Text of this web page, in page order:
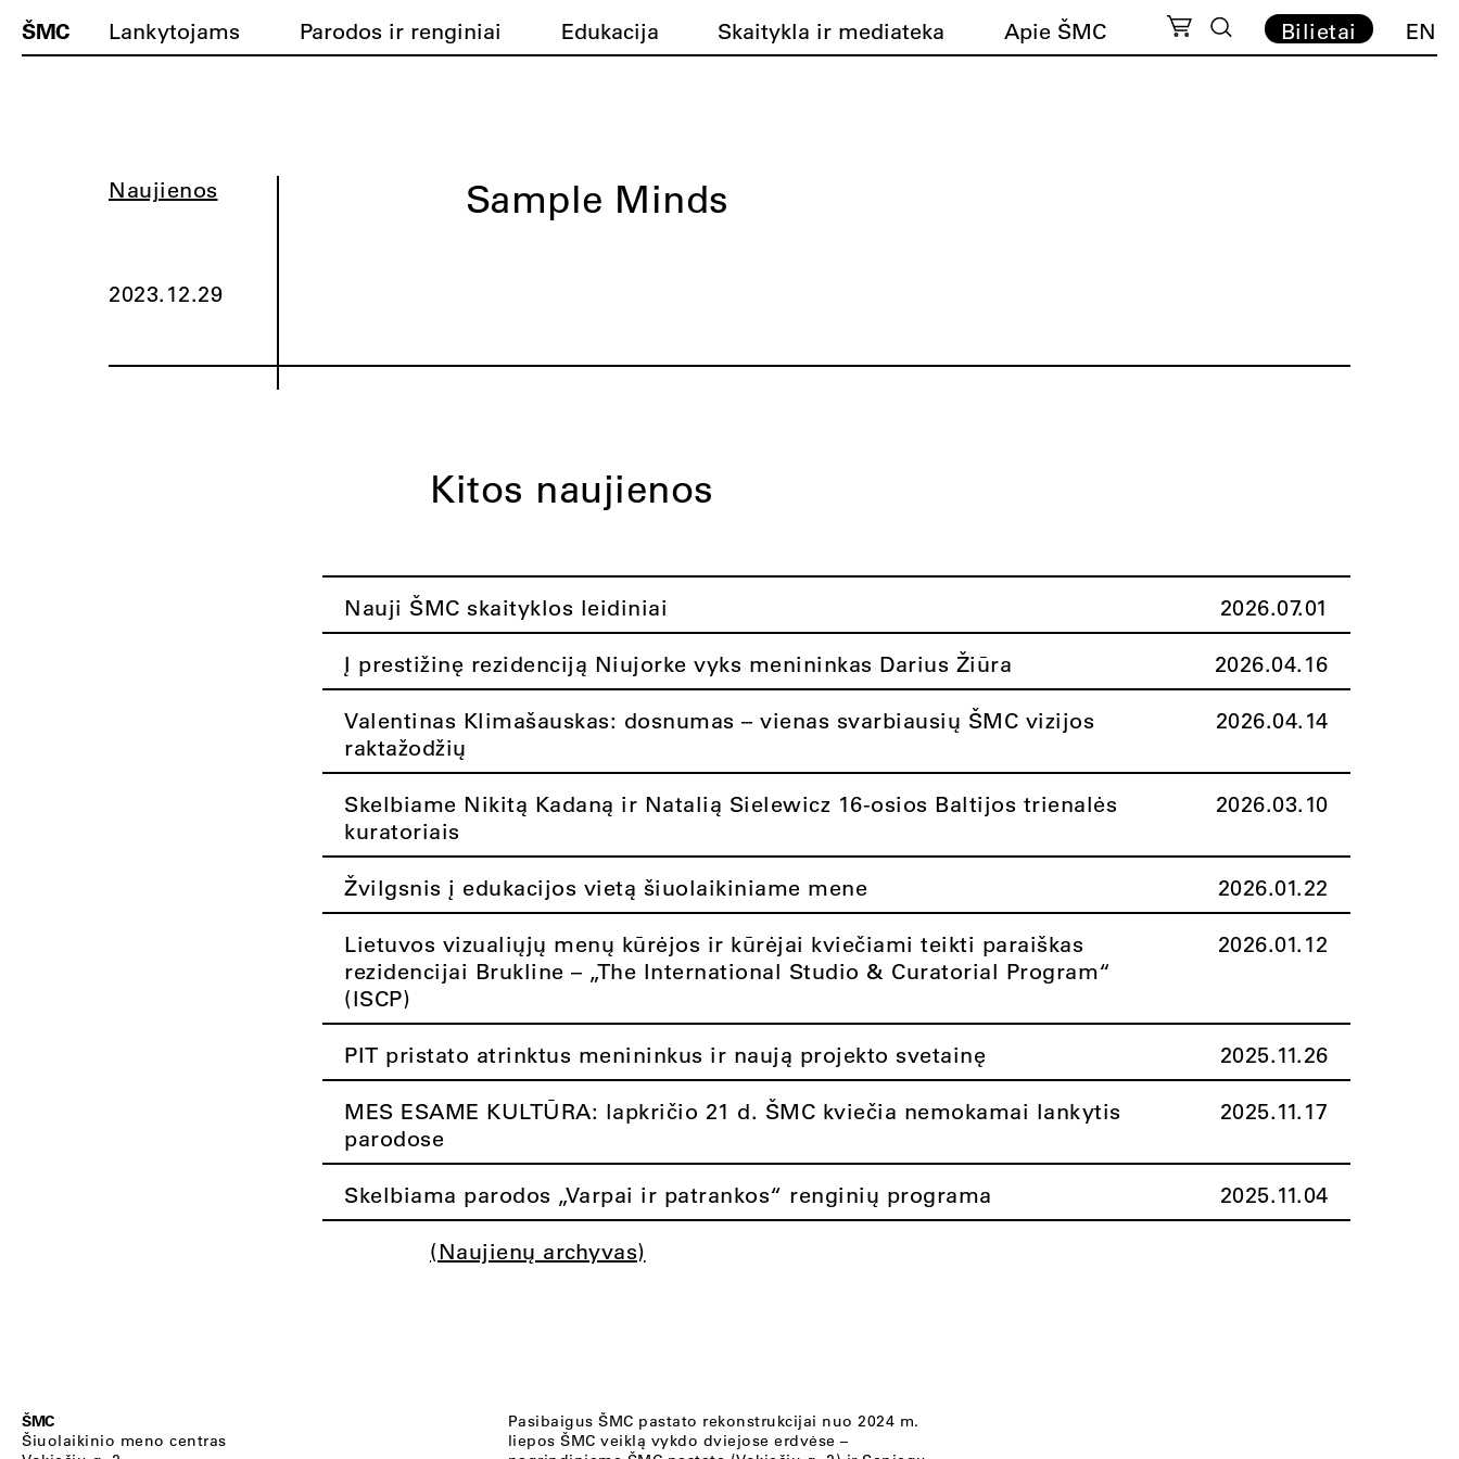
ŠMC Lankytojams Parodos ir renginiai Edukacija Skaitykla ir mediateka Apie ŠMC Bilietai EN
Naujienos
2023.12.29
Sample Minds
Kitos naujienos
Nauji ŠMC skaityklos leidiniai 2026.07.01
Į prestižinę rezidenciją Niujorke vyks menininkas Darius Žiūra 2026.04.16
Valentinas Klimašauskas: dosnumas – vienas svarbiausių ŠMC vizijos
raktažodžių
2026.04.14
Skelbiame Nikitą Kadaną ir Natalią Sielewicz 16-osios Baltijos trienalės
kuratoriais
2026.03.10
Žvilgsnis į edukacijos vietą šiuolaikiniame mene 2026.01.22
Lietuvos vizualiųjų menų kūrėjos ir kūrėjai kviečiami teikti paraiškas
rezidencijai Brukline – „The International Studio & Curatorial Program“
(ISCP)
2026.01.12
PIT pristato atrinktus menininkus ir naują projekto svetainę 2025.11.26
MES ESAME KULTŪRA: lapkričio 21 d. ŠMC kviečia nemokamai lankytis
parodose
2025.11.17
Skelbiama parodos „Varpai ir patrankos“ renginių programa 2025.11.04
(Naujienų archyvas)
ŠMC
Šiuolaikinio meno centras
Pasibaigus ŠMC pastato rekonstrukcijai nuo 2024 m.
liepos ŠMC veiklą vykdo dviejose erdvėse –